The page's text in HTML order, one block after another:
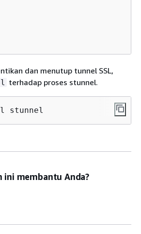
dan menutup tunnel SSL,
terhadap proses stunnel.
stunnel
ini membantu Anda?